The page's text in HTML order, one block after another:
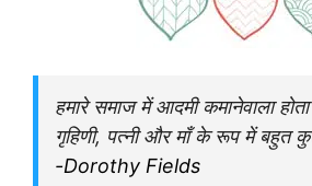
हमारे समाज में आदमी कमानेवाला
गृहिणी, पत्नी और माँ के रूप में बहुत
-Dorothy Fields